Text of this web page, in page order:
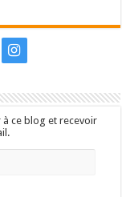
à ce blog et recevoir